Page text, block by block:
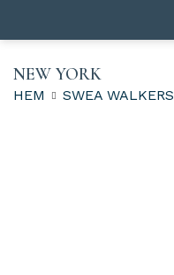
NEW YORK
HEM SWEA WALKERS